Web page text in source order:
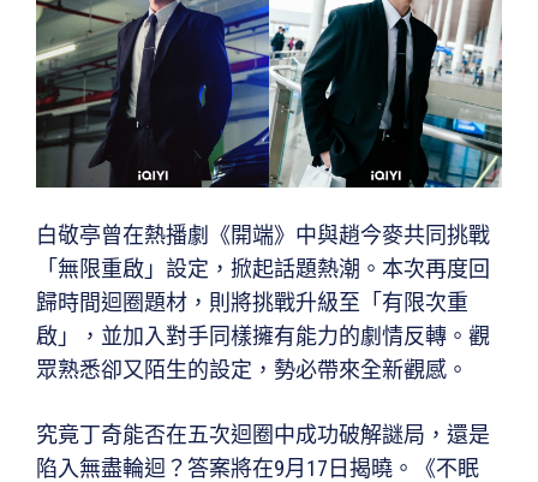
白敬亭曾在熱播劇《開端》中與趙今麥共同挑戰
「無限重啟」設定，掀起話題熱潮。本次再度回
歸時間迴圈題材，則將挑戰升級至「有限次重
啟」，並加入對手同樣擁有能力的劇情反轉。觀
眾熟悉卻又陌生的設定，勢必帶來全新觀感。
究竟丁奇能否在五次迴圈中成功破解謎局，還是
陷入無盡輪迴？答案將在9月17日揭曉。《不眠